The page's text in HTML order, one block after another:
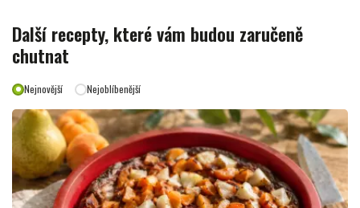
Další recepty, které vám budou zaručeně
chutnat
Nejnovější Nejoblíbenější